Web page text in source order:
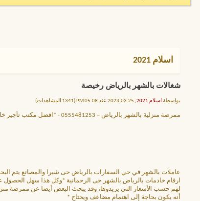
اسلام 2021
شغالات بالشهر بالرياض رخيصة
بواسطة اسلام 2021 , 25-03-2023 عند 05:08 PM (1341 المشاهدات)
ممرضة منزلية بالشهر بالرياض – 0555481253 - *افضل مكتب تأجير خادمات بالرياض اتصل بنا الان
عاملات بالشهر في حي السفارات بالرياض حى شبرا والمصانع يتم
ارقام خادمات بالرياض بالشهر حى الرحمانية *وكل هذا سهل
لهم حسب الأسعار التي يريدوها، وقد يبحث البعض أيضا عن ممرضة
أنه يكون بحاجة إلى اهتمام مضاعف ويحتاج *